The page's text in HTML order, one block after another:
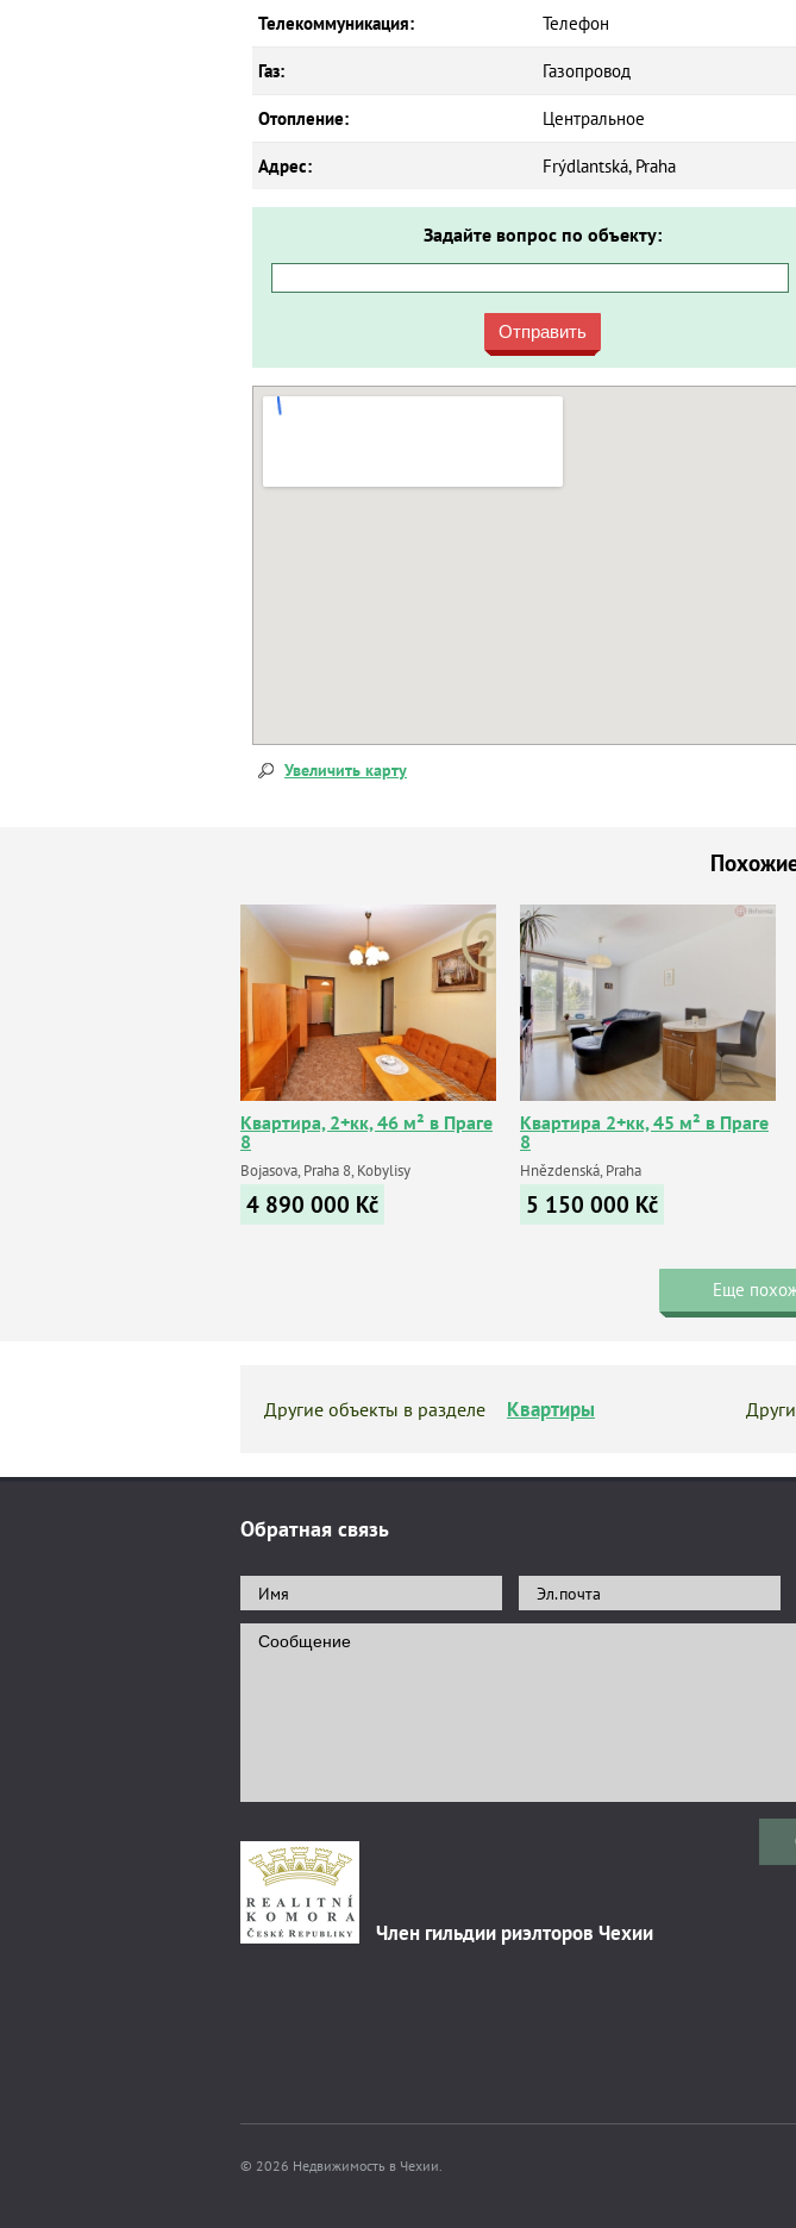
Телекоммуникация: Телефон
Газ: Газопровод
Отопление: Центральное
Адрес: Frýdlantská, Praha
Задайте вопрос по объекту:
Отправить
Увеличить карту
Квартира, 2+кк, 46 м² в Праге
8
Bojasova, Praha 8, Kobylisy
4 890 000 Kč
Квартира 2+кк, 45 м² в Праге
8
Hnězdenská, Praha
5 150 000 Kč
Еще
Другие объекты в разделе Квартиры
Обратная связь
Член гильдии риэлторов Чехии
© 2026 Недвижимость в Чехии.